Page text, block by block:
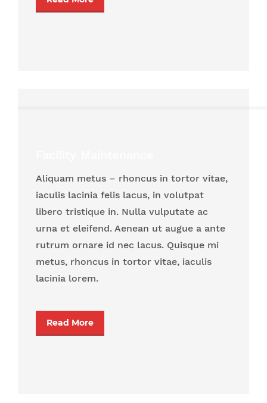
Aliquam metus – rhoncus in tortor vitae,
iaculis lacinia felis lacus, in volutpat
libero tristique in. Nulla vulputate ac
urna et eleifend. Aenean ut augue a ante
rutrum ornare id nec lacus. Quisque mi
metus, rhoncus in tortor vitae, iaculis
lacinia lorem.
Read More